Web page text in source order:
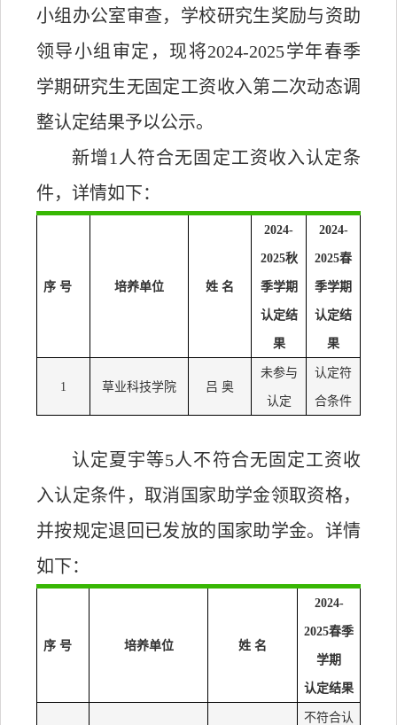
小组办公室审查，学校研究生奖励与资助
领导小组审定，现将2024-2025学年春季
学期研究生无固定工资收入第二次动态调
整认定结果予以公示。
新增1 人符合无固定工资收入认定条
件，详情如下：
序 号 培养单位 姓 名
2024-
2025秋
季学期
认定结
果
2024-
2025春
季学期
认定结
果
1 草业科技学院 吕 奥
未参与
认定
认定符
合条件
认定夏宇等5人不符合无固定工资收
入认定条件，取消国家助学金领取资格，
并按规定退回已发放的国家助学金。详情
如下：
序 号 培养单位 姓 名
2024-
2025春季
学期
认定结果
不符合认